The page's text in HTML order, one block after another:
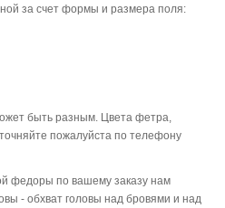
за счет формы и размера поля:
быть разным. Цвета фетра,
пожалуйста по телефону
федоры по вашему заказу нам
- обхват головы над бровями и над